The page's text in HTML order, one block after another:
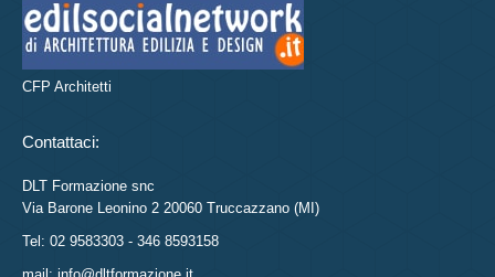
CFP Architetti
Contattaci:
DLT Formazione snc
Via Barone Leonino 2 20060 Truccazzano (MI)
Tel: 02 9583303 - 346 8593158